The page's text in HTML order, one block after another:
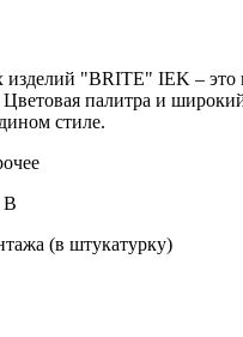
изделий "BRITE" IEK –
палитра и
стиле.
В
(в штукатурку)